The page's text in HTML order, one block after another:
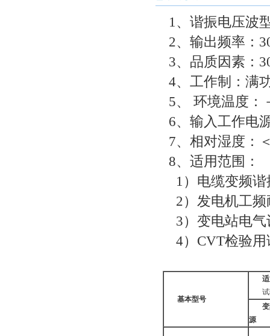
1、谐振电压波
2、输出频率：
3、品质因素：
4、工作制：满
5、 环境温度
6、输入工作电
7、相对湿度：
8、适用范围：
1）电缆变频
2）发电机工
3）变电站电
4） CVT检验
基本型号
源